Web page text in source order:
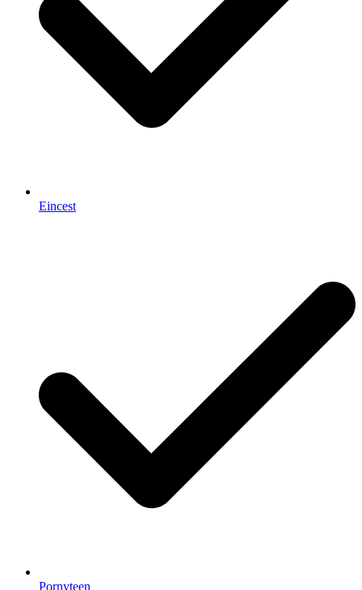
Eincest
Pornyteen